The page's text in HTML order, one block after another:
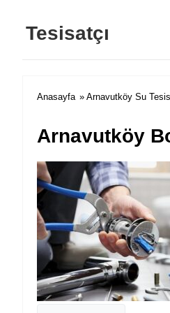
Tesisatçı
Anasayfa » Arnavutköy Su
Arnavutköy